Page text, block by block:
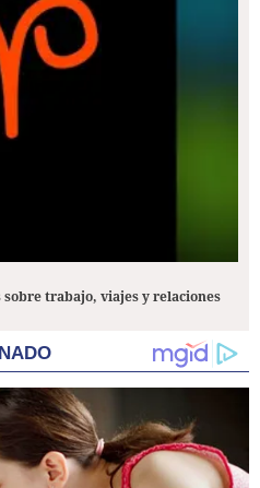
trabajo, viajes y relaciones